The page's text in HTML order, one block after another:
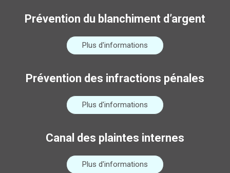
Prévention du blanchiment d’argent
Plus d'informations
Prévention des infractions pénales
Plus d'informations
Canal des plaintes internes
Plus d'informations